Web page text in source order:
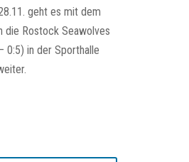
geht es mit dem
die Rostock Seawolves
0:5) in der Sporthalle